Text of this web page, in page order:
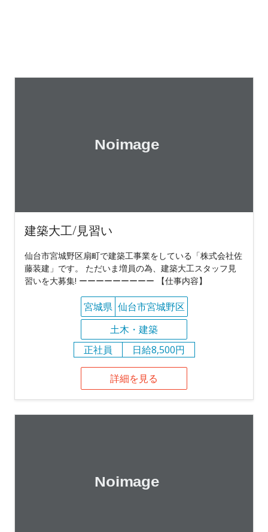
建築大工/見習い
仙台市宮城野区扇町で建築工事業をしている「株式会社佐
藤装建」です。 ただいま増員の為、建築大工スタッフ見
習いを大募集! ーーーーーーーーー 【仕事内容】
宮城県 仙台市宮城野区
土木・建築
正社員
日給8,500円
詳細を見る